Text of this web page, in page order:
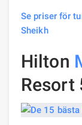
Se priser för
Sheikh
Hilton
Resort